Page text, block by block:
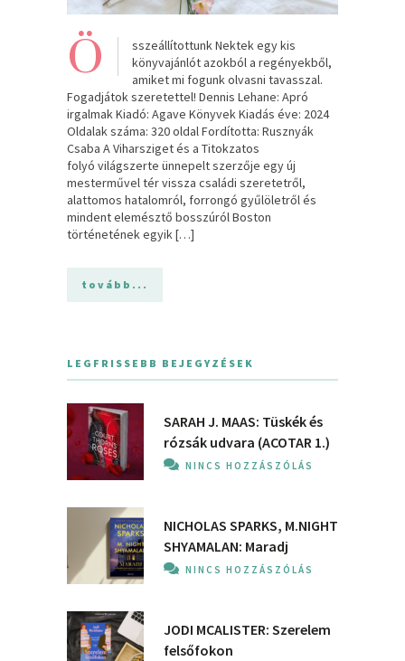
Ö
sszeállítottunk Nektek egy kis
könyvajánlót azokból a regényekből,
amiket mi fogunk olvasni tavasszal.
Fogadjátok szeretettel! Dennis Lehane: Apró ​
irgalmak Kiadó: Agave Könyvek Kiadás éve: 2024
Oldalak száma: 320 oldal Fordította: Rusznyák
Csaba A Viharsziget ​és a Titokzatos
folyó világszerte ünnepelt szerzője egy új
mesterművel tér vissza családi szeretetről,
alattomos hatalomról, forrongó gyűlöletről és
mindent elemésztő bosszúról Boston
történetének egyik […]
tovább...
LEGFRISSEBB BEJEGYZÉSEK
SARAH J. MAAS: Tüskék és
rózsák udvara (ACOTAR 1.)
NINCS HOZZÁSZÓLÁS
NICHOLAS SPARKS, M.NIGHT
SHYAMALAN: Maradj
NINCS HOZZÁSZÓLÁS
JODI MCALISTER: Szerelem
felsőfokon